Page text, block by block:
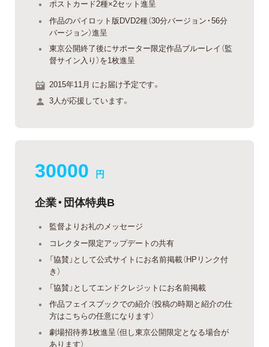
ポストカード2種×2セット進呈
作品のパイロット版DVD2種（30分バージョン・56分
バージョン）進呈
東京公開終了後にサポーター限定作品ブルーレイ（監
督サイン入り）を1枚進呈
2015年11月 にお届け予定です。
3人が応援しています。
30000 円
企業・団体特典B
監督よりお礼のメッセージ
コレクター限定アップデートの共有
「協賛」として公式サイトにお名前掲載（HPリンク付
き）
「協賛」としてエンドクレジットにお名前掲載
作品フェイスブックでの紹介（投稿の時期と紹介の仕
方はこちらの任意になります）
劇場招待券1枚進呈（但し東京公開限定となる場合が
あります）